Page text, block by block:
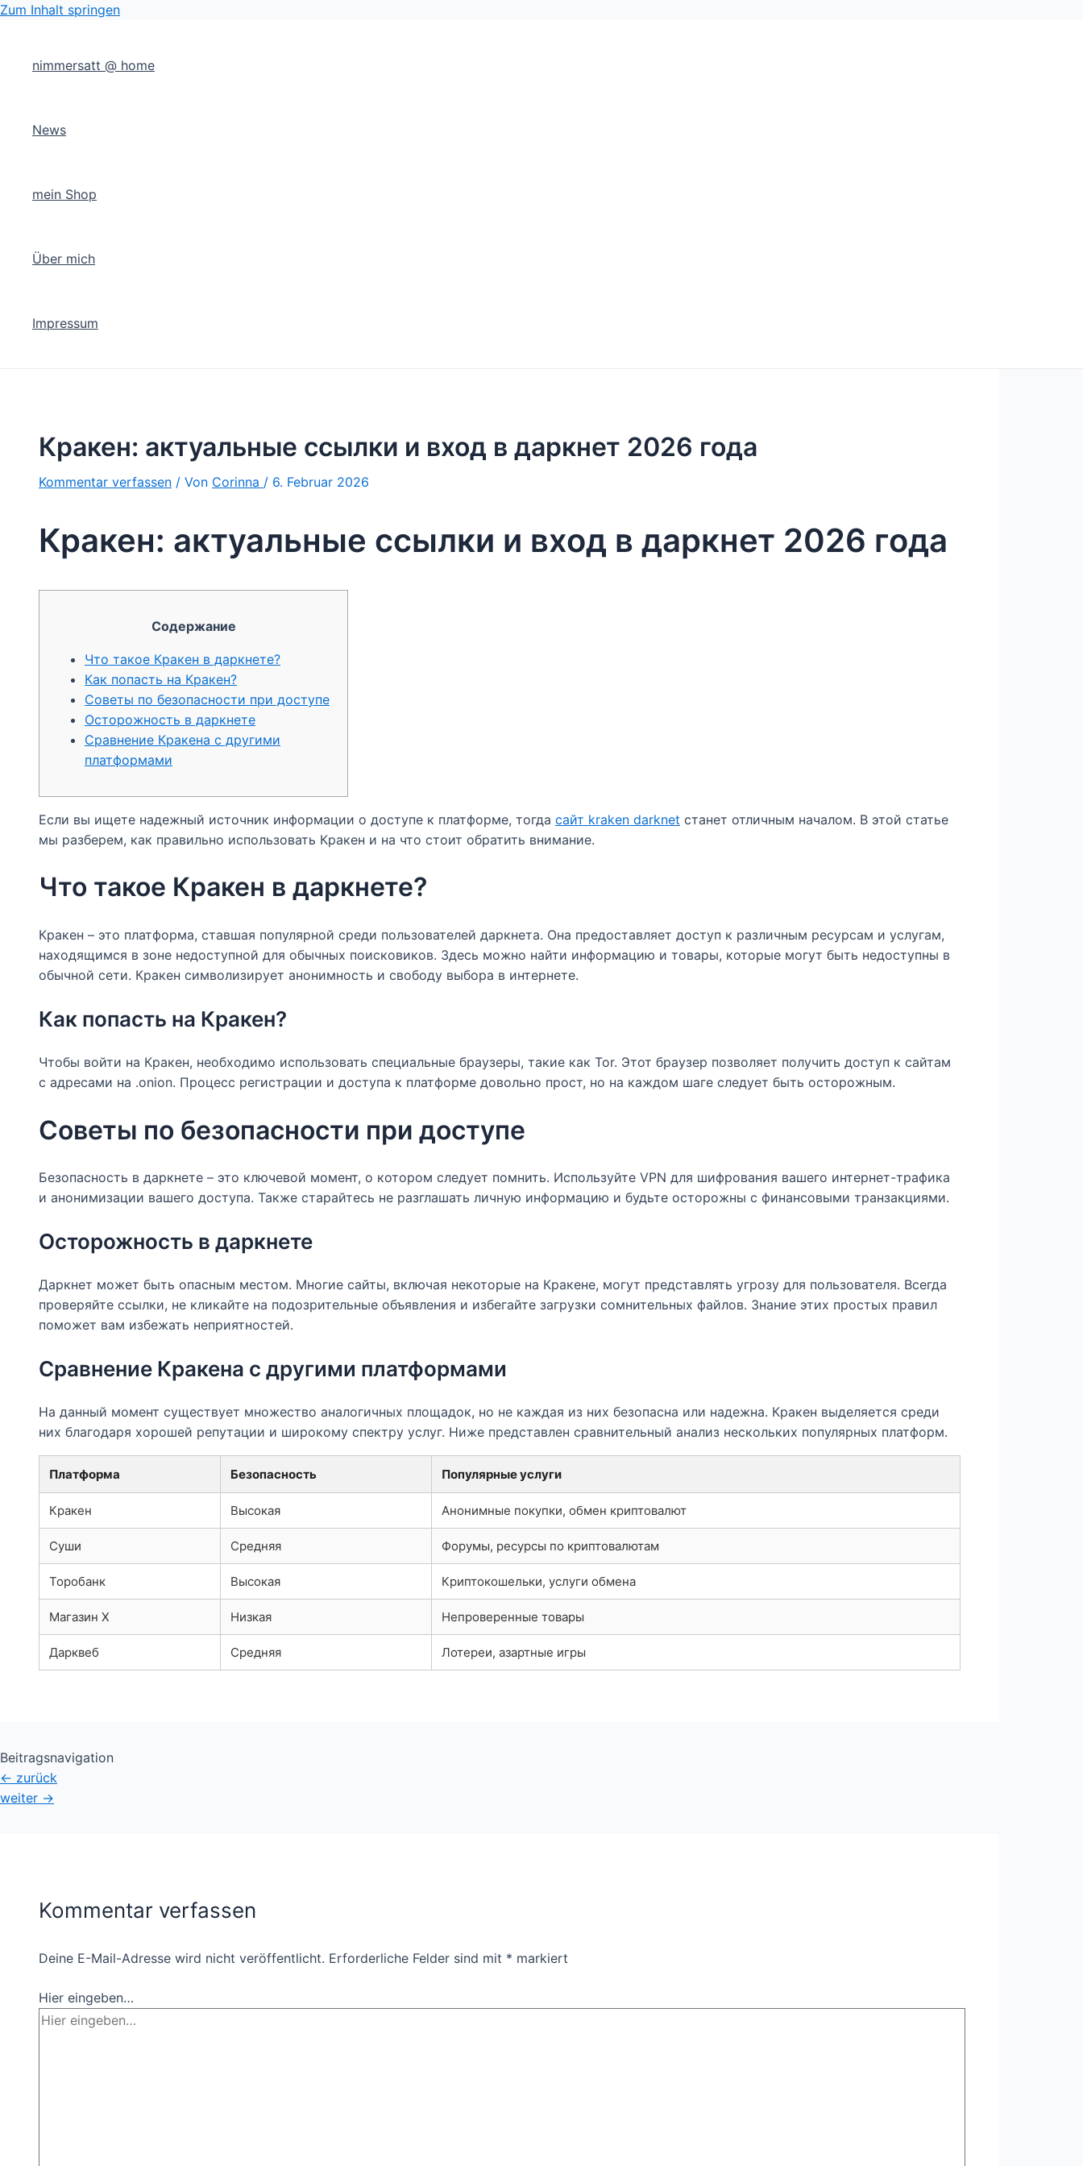
Zum Inhalt springen
nimmersatt @ home
News
mein Shop
Über mich
Impressum
Кракен: актуальные ссылки и вход в даркнет 2026 года
Kommentar verfassen / Von Corinna / 6. Februar 2026
Кракен: актуальные ссылки и вход в даркнет 2026 года
Содержание
Что такое Кракен в даркнете?
Как попасть на Кракен?
Советы по безопасности при доступе
Осторожность в даркнете
Сравнение Кракена с другими
платформами
Если вы ищете надежный источник информации о доступе к платформе, тогда сайт kraken darknet станет отличным началом. В этой статье
мы разберем, как правильно использовать Кракен и на что стоит обратить внимание.
Что такое Кракен в даркнете?
Кракен – это платформа, ставшая популярной среди пользователей даркнета. Она предоставляет доступ к различным ресурсам и услугам,
находящимся в зоне недоступной для обычных поисковиков. Здесь можно найти информацию и товары, которые могут быть недоступны в
обычной сети. Кракен символизирует анонимность и свободу выбора в интернете.
Как попасть на Кракен?
Чтобы войти на Кракен, необходимо использовать специальные браузеры, такие как Tor. Этот браузер позволяет получить доступ к сайтам
с адресами на .onion. Процесс регистрации и доступа к платформе довольно прост, но на каждом шаге следует быть осторожным.
Советы по безопасности при доступе
Безопасность в даркнете – это ключевой момент, о котором следует помнить. Используйте VPN для шифрования вашего интернет-трафика
и анонимизации вашего доступа. Также старайтесь не разглашать личную информацию и будьте осторожны с финансовыми транзакциями.
Осторожность в даркнете
Даркнет может быть опасным местом. Многие сайты, включая некоторые на Кракене, могут представлять угрозу для пользователя. Всегда
проверяйте ссылки, не кликайте на подозрительные объявления и избегайте загрузки сомнительных файлов. Знание этих простых правил
поможет вам избежать неприятностей.
Сравнение Кракена с другими платформами
На данный момент существует множество аналогичных площадок, но не каждая из них безопасна или надежна. Кракен выделяется среди
них благодаря хорошей репутации и широкому спектру услуг. Ниже представлен сравнительный анализ нескольких популярных платформ.
Платформа Безопасность Популярные услуги
Кракен Высокая Анонимные покупки, обмен криптовалют
Суши Средняя Форумы, ресурсы по криптовалютам
Торобанк Высокая Криптокошельки, услуги обмена
Магазин Х Низкая Непроверенные товары
Дарквеб Средняя Лотереи, азартные игры
Beitragsnavigation
← zurück
weiter →
Kommentar verfassen
Deine E-Mail-Adresse wird nicht veröffentlicht. Erforderliche Felder sind mit * markiert
Hier eingeben…